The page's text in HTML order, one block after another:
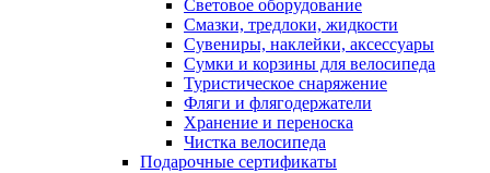
Световое оборудование
Смазки, тредлоки, жидкости
Сувениры, наклейки, аксессуары
Сумки и корзины для велосипеда
Туристическое снаряжение
Фляги и флягодержатели
Хранение и переноска
Чистка велосипеда
Подарочные сертификаты